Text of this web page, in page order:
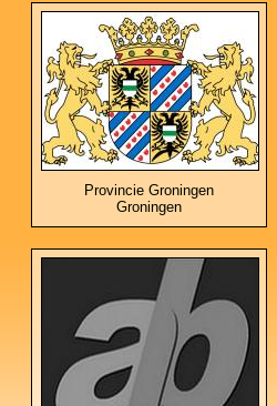
Provincie Groningen
Groningen